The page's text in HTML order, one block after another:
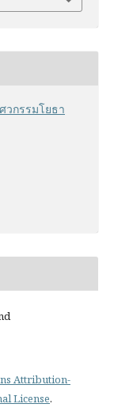
วกรรมโยธา
Attribution-
License.